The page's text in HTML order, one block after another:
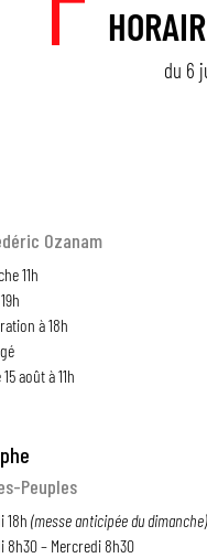
du 6
Ozanam
11h
à 18h
août à 11h
Peuples
18h (messe anticipée du dimanche)
8h30 – Mercredi 8h30